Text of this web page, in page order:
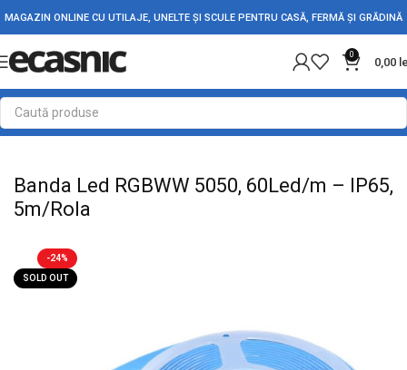
MAGAZIN ONLINE CU UTILAJE, UNELTE ȘI SCULE PENTRU CASĂ, FERMĂ ȘI GRĂDINĂ
0
0,00
Prima pagină Iluminat Led Banda Led
Banda Led RGBWW 5050, 60Led/m – IP65,
5m/Rola
-24%
SOLD OUT